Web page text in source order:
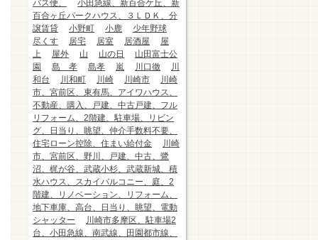
バス便、
小田急線、新百合ケ丘、新
百合ヶ丘パークハウス、３ＬＤＫ、分
譲賃貸
小野町 小鹿
少年野球
尽くす
居宅 居室 居酒屋
屋
上
屋外 山 山の日
山田富士公
園
島 孝 島孝 嵐 川口徹
川
和台
川和町 川崎 川崎市
川崎
市、宮前区、東有馬、アイワハウス、
不動産、購入、戸建、中古戸建、フル
リフォーム、2階建、駐車場、リビン
グ、日当り、眺望、仲介手数料不要、
住宅ローン控除、住まい給付金
川崎
市、宮前区、野川、戸建、中古、鷺
沼、梶が谷、武蔵小杉、武蔵新城、積
水ハウス、スカイバルコニー、庭、2
階建、リノベーション、リフォーム、
地下車庫、高台、日当り、眺望、電動
シャッター
川崎市多摩区、駐車場2
台、小田急線、南武線、田園都市線、